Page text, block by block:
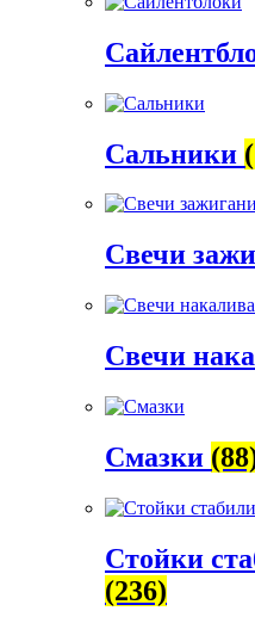
Сальники
Свечи
Свечи
Смазки
Стойки
(236)